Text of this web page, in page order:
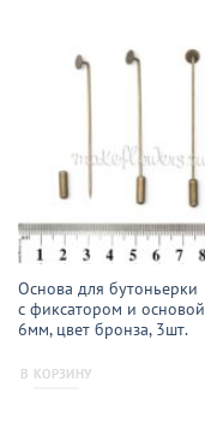
Основа для бутоньерки
с фиксатором и основой
6мм, цвет бронза, 3шт.
В КОРЗИНУ